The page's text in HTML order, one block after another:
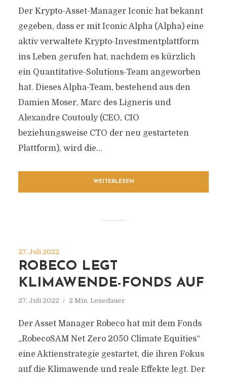
Der Krypto-Asset-Manager Iconic hat bekannt
gegeben, dass er mit Iconic Alpha (Alpha) eine
aktiv verwaltete Krypto-Investmentplattform
ins Leben gerufen hat, nachdem es kürzlich
ein Quantitative-Solutions-Team angeworben
hat. Dieses Alpha-Team, bestehend aus den
Damien Moser, Marc des Ligneris und
Alexandre Coutouly (CEO, CIO
beziehungsweise CTO der neu gestarteten
Plattform), wird die...
WEITERLESEN
27. Juli 2022
ROBECO LEGT
KLIMAWENDE-FONDS AUF
27. Juli 2022 2 Min. Lesedauer
Der Asset Manager Robeco hat mit dem Fonds
„RobecoSAM Net Zero 2050 Climate Equities“
eine Aktienstrategie gestartet, die ihren Fokus
auf die Klimawende und reale Effekte legt. Der